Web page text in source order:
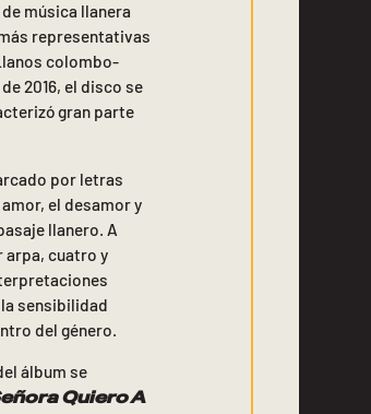
música llanera
representativas
colombo-
2016, el disco se
gran parte
por letras
el desamor y
llanero. A
arpa, cuatro y
sensibilidad
del género.
álbum se
Quiero A